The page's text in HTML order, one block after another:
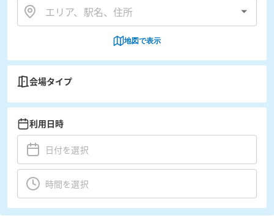
地図で表示
会場タイプ
利用日時